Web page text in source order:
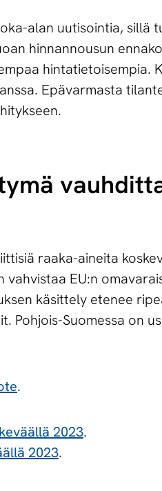
alan uutisointia, sillä
hinnannousun
hintatietoisempia.
Epävarmasta
raaka-aineita
EU:n
käsittely etenee
Pohjois-Suomessa on
.
2023.
2023.